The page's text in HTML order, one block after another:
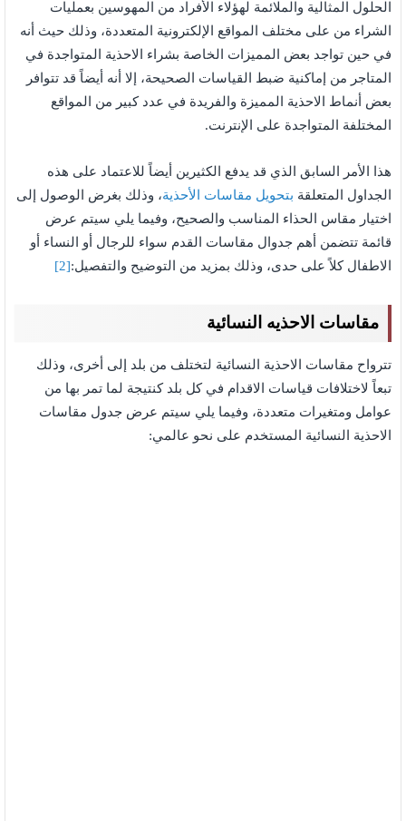
الحلول المثالية والملائمة لهؤلاء الأفراد من المهوسين بعمليات
الشراء من على مختلف المواقع الإلكترونية المتعددة، وذلك حيث أنه
في حين تواجد بعض المميزات الخاصة بشراء الاحذية المتواجدة في
المتاجر من إماكنية ضبط القياسات الصحيحة، إلا أنه أيضاً قد تتوافر
بعض أنماط الاحذية المميزة والفريدة في عدد كبير من المواقع
المختلفة المتواجدة على الإنترنت.
هذا الأمر السابق الذي قد يدفع الكثيرين أيضاً للاعتماد على هذه
الجداول المتعلقة بتحويل مقاسات الأحذية، وذلك بغرض الوصول إلى
اختيار مقاس الحذاء المناسب والصحيح، وفيما يلي سيتم عرض
قائمة تتضمن أهم جدوال مقاسات القدم سواء للرجال أو النساء أو
الاطفال كلاً على حدى، وذلك بمزيد من التوضيح والتفصيل:[2]
مقاسات الاحذيه النسائية
تترواح مقاسات الاحذية النسائية لتختلف من بلد إلى أخرى، وذلك
تبعاً لاختلافات قياسات الاقدام في كل بلد كنتيجة لما تمر بها من
عوامل ومتغيرات متعددة، وفيما يلي سيتم عرض جدول مقاسات
الاحذية النسائية المستخدم على نحو عالمي: